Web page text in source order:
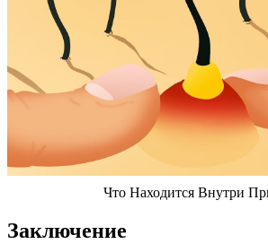
Что Находится Внутри
Заключение